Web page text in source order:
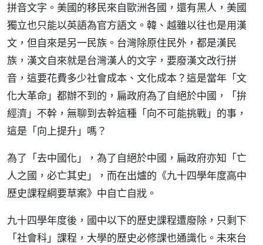
拼音文字。美國的移民來自歐洲各國，還有黑人，美國
獨立也只能以英語為官方語文。韓、越雖以往也是用漢
文，但自來是另一民族。台灣除原住民外，都是漢民
族，漢文自來就是台灣漢人的文字，要廢漢文改行拼
音，這要花費多少社會成本、文化成本？這是當年「文
化大革命」都辦不到的，扁政府為了自絕於中國，「拚
經濟」不幹，無聊到去幹這種「向不可能挑戰」的事，
這是「向上提升」嗎？
為了「去中國化」，為了自絕於中國，扁政府亦知「亡
人之國，必亡其史」，而在出爐的《九十四學年度高中
歷史課程綱要草案》中自亡自戕。
九十四學年度後，國中以下的歷史課程遭廢除，只剩下
「社會科」課程，大學的歷史必修課也通識化。未來台